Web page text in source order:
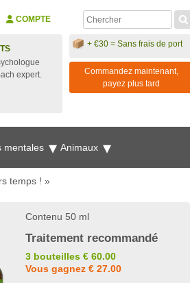
COMPTE
expert.
+ €30 = Sans frais de port
Commandez maintenant,
payez plus tard
mentales Animaux
temps ! »
Contenu 50 ml
Traitement recommandé
3 bouteilles € 60.00
Vous gagnez € 27.00